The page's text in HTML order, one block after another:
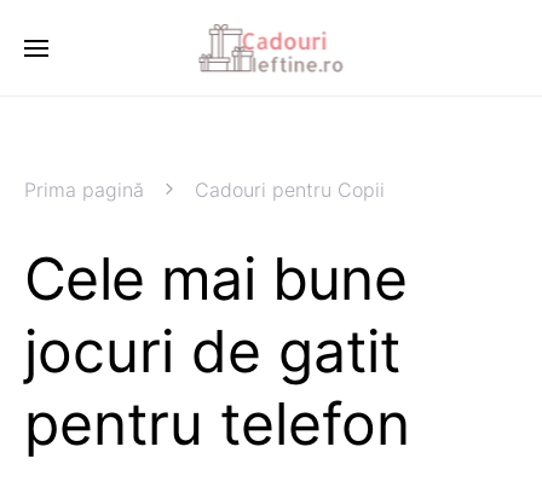
Prima pagină Cadouri pentru Copii
Cele mai bune
jocuri de gatit
pentru telefon